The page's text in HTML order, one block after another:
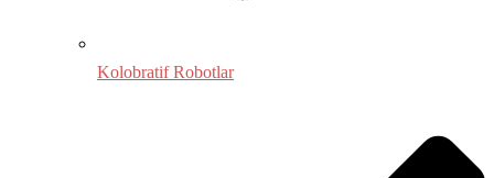
Kolobratif Robotlar